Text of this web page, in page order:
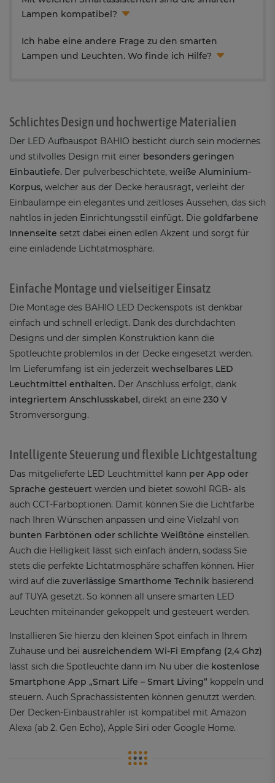
Lampen kompatibel?
Ich habe eine andere Frage zu den smarten
Lampen und Leuchten. Wo finde ich Hilfe?
Schlichtes Design und hochwertige Materialien
Der LED Aufbauspot BAHIO besticht durch sein modernes
und stilvolles Design mit einer besonders geringen
Einbautiefe. Der pulverbeschichtete, weiße Aluminium-
Korpus, welcher aus der Decke herausragt, verleiht der
Einbaulampe ein elegantes und zeitloses Aussehen, das sich
nahtlos in jeden Einrichtungsstil einfügt. Die goldfarbene
Innenseite setzt dabei einen edlen Akzent und sorgt für
eine einladende Lichtatmosphäre.
Einfache Montage und vielseitiger Einsatz
Die Montage des BAHIO LED Deckenspots ist denkbar
einfach und schnell erledigt. Dank des durchdachten
Designs und der simplen Konstruktion kann die
Spotleuchte problemlos in der Decke eingesetzt werden.
Im Lieferumfang ist ein jederzeit wechselbares LED
Leuchtmittel enthalten. Der Anschluss erfolgt, dank
integriertem Anschlusskabel, direkt an eine 230 V
Stromversorgung.
Intelligente Steuerung und flexible Lichtgestaltung
Das mitgelieferte LED Leuchtmittel kann per App oder
Sprache gesteuert werden und bietet sowohl RGB- als
auch CCT-Farboptionen. Damit können Sie die Lichtfarbe
nach Ihren Wünschen anpassen und eine Vielzahl von
bunten Farbtönen oder schlichte Weißtöne einstellen.
Auch die Helligkeit lässt sich einfach ändern, sodass Sie
stets die perfekte Lichtatmosphäre schaffen können. Hier
wird auf die zuverlässige Smarthome Technik basierend
auf TUYA gesetzt. So können all unsere smarten LED
Leuchten miteinander gekoppelt und gesteuert werden.
Installieren Sie hierzu den kleinen Spot einfach in Ihrem
Zuhause und bei ausreichendem Wi-Fi Empfang (2,4 Ghz)
lässt sich die Spotleuchte dann im Nu über die kostenlose
Smartphone App „Smart Life – Smart Living“ koppeln und
steuern. Auch Sprachassistenten können genutzt werden.
Der Decken-Einbaustrahler ist kompatibel mit Amazon
Alexa (ab 2. Gen Echo), Apple Siri oder Google Home.